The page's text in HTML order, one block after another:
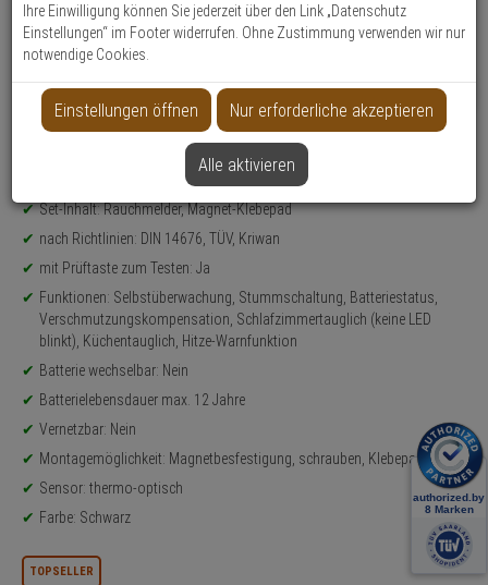
Suche
1
Produktmerkmale
HOT
Datenblatt drucken
Rauchmelder, Hitzemelder - Modell: PX-1
Set-Inhalt: Rauchmelder, Magnet-Klebepad
nach Richtlinien: DIN 14676, TÜV, Kriwan
mit Prüftaste zum Testen: Ja
Funktionen: Selbstüberwachung, Stummschaltung, Batteriestatus,
Verschmutzungskompensation, Schlafzimmertauglich (keine LED
blinkt), Küchentauglich, Hitze-Warnfunktion
Batterie wechselbar: Nein
Batterielebensdauer max. 12 Jahre
Vernetzbar: Nein
Montagemöglichkeit: Magnetbesfestigung, schrauben, Klebepad
Sensor: thermo-optisch
Farbe: Schwarz
TOPSELLER
Ihre Einwilligung können Sie jederzeit über den Link „Datenschutz
Einstellungen“ im Footer widerrufen. Ohne Zustimmung verwenden wir nur
notwendige Cookies.
Einstellungen öffnen Nur erforderliche akzeptieren
Alle aktivieren